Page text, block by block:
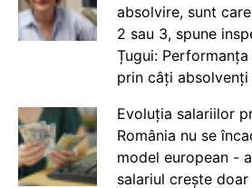
absolvire, sunt
2 sau 3, spune
Țugui:
prin câți absolvenți
Evoluția salariilor
România nu se
model european -
salariul crește